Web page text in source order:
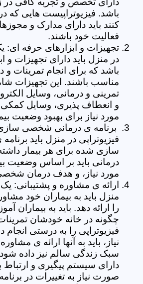
باشد. فیزیوتراپیست هایی که
کنند باید دارای مدارک و
فعالیت خود باشند.
تجهیزات و ابزارهای حرفه ای:
در منزل باید دارای تجهیزات و
باشد که برای انجام تمرینات و
مناسب باشند. این تجهیزات
تمرینی و درمانی، وسایل
و انعطاف پذیری، وسایل کمکی
مورد نیاز برای بهبود وضعیت
برنامه ی درمانی شخصی
فیزیوتراپی در منزل باید
سازی شده برای هر بیمار
درمانی باید بر اساس وضعیت
مورد نیاز، و هدف درمان
ارائه ی مشاوره و پشتیبانی: یک
منزل باید به بیماران خود
را ارائه دهد. باید به بیماران
چگونه در خانه خودشان
فیزیوتراپی را به درستی
نیاز، باید به آنها ارائه ی
سبک زندگی سالم نیز داده
دارای سیستم پیگیری و ارتباط
صورت نیاز به تغییرات در